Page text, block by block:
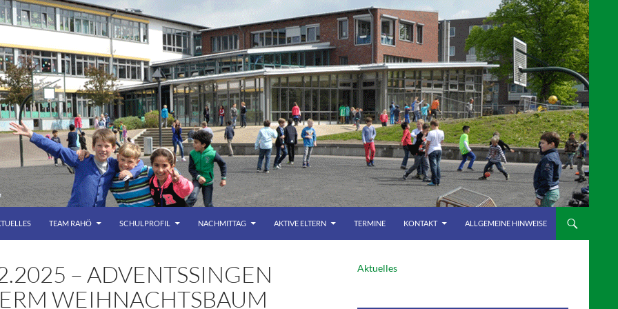
TEAM RAHÖ SCHULPROFIL NACHMITTAG AKTIVE ELTERN TERMINE KONTAKT ALLGEMEINE HINWEISE
– ADVENTSSINGEN
WEIHNACHTSBAUM
Aktuelles